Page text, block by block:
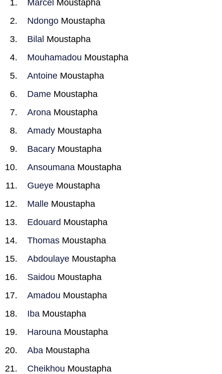
Marcel Moustapha
Ndongo Moustapha
Bilal Moustapha
Mouhamadou Moustapha
Antoine Moustapha
Dame Moustapha
Arona Moustapha
Amady Moustapha
Bacary Moustapha
Ansoumana Moustapha
Gueye Moustapha
Malle Moustapha
Edouard Moustapha
Thomas Moustapha
Abdoulaye Moustapha
Saidou Moustapha
Amadou Moustapha
Iba Moustapha
Harouna Moustapha
Aba Moustapha
Cheikhou Moustapha